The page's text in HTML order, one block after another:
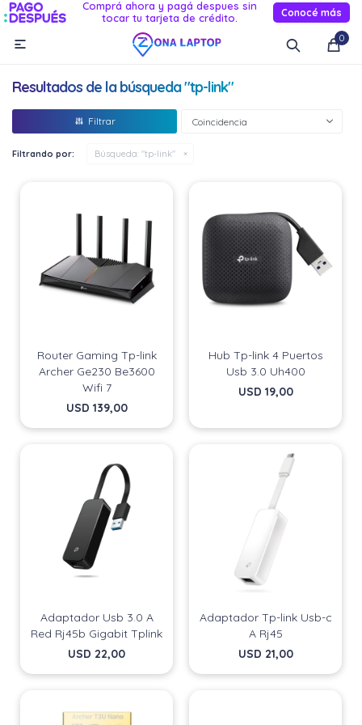
Comprá ahora y pagá despues sin
tocar tu tarjeta de crédito.
Conocé más
0

Resultados de la búsqueda "tp-link"
Coincidencia
Filtrando por: Búsqueda: "tp-link"
Router Gaming Tp-link
Archer Ge230 Be3600
Wifi 7
USD 139,00
Hub Tp-link 4 Puertos
Usb 3.0 Uh400
USD 19,00
Adaptador Usb 3.0 A
Red Rj45b Gigabit Tplink
USD 22,00
Adaptador Tp-link Usb-c
A Rj45
USD 21,00
MI CUENTA
Novedades
Informática